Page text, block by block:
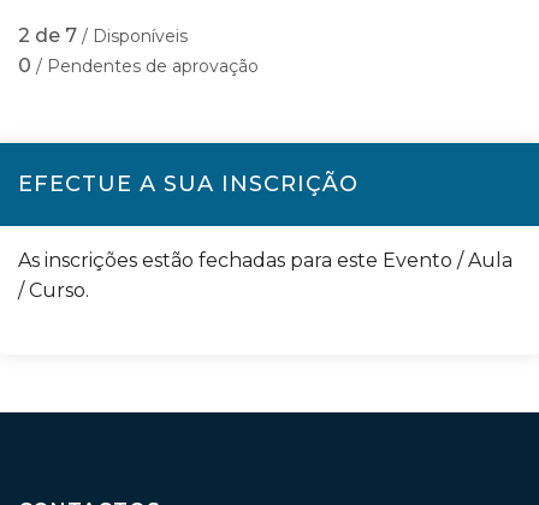
2 de 7 / Disponíveis
0 / Pendentes de aprovação
EFECTUE A SUA INSCRIÇÃO
As inscrições estão fechadas para este Evento / Aula
/ Curso.